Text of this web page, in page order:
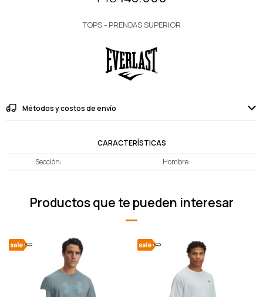
TOPS - PRENDAS SUPERIOR
Métodos y costos de envío
CARACTERÍSTICAS
Sección
Hombre
Productos que te pueden interesar